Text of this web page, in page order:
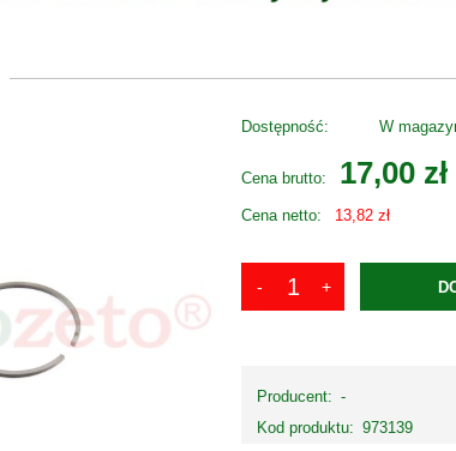
Dostępność: W
Cena brutto: 17,00 zł
Cena netto: 13,82 zł
Producent: -
Kod produktu: 973139